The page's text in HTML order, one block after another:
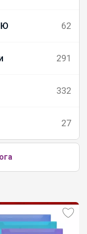
62
291
332
27